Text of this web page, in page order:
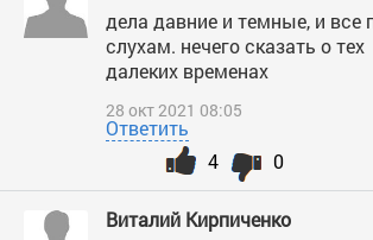
дела давние и темные, и все
слухам. нечего сказать о тех
далеких временах
28 окт 2021 08:05
Ответить
0
4
Виталий Кирпиченко